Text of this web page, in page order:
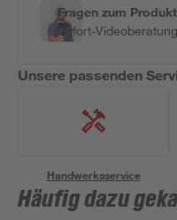
Fragen zum
Sofort-
Unsere passenden
Handwerksservice
Häufig dazu